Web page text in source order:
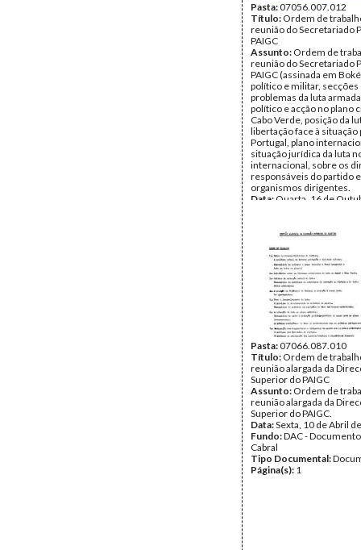
Pasta:07056.007.012
Título: Ordem de
reunião do Secretariado
PAIGC
Assunto: Ordem de
reunião do Secretariado
PAIGC (assinada em
político e militar, secções
problemas da luta
político e acção no plano
Cabo Verde, posição da
libertação face à situação
Portugal, plano
situação jurídica da luta
internacional, sobre os
responsáveis do partido
organismos dirigentes.
Data: Quarta, 16 de
Tipo Documental:
Página(s):
Pasta:07066.087.010
Título: Ordem de
reunião alargada da
Superior do PAIGC
Assunto: Ordem de
reunião alargada da
Superior do PAIGC.
Data:Sexta, 10 de Abril
Fundo:DAC -
Cabral
Tipo Documental:
Página(s): 1